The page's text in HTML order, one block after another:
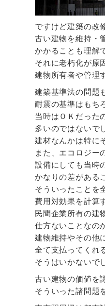
ですけど建築の改
古い建物を維持・
かかることも理解
それに老朽化が原
建物所有者や管理
建築基準法の問題
耐震の基準はもち
当時はＯＫだった
多いのではないで
建材なんかは特に
また、エコロジー
設備にしても当時
かなりの差がある
そういったことを
費用対効果を計算
民間企業所有の建
仕方ないことなの
建物維持やその他
全て支払ってくれ
そうはいかないで
古い建物の価値を
そういった諸問題